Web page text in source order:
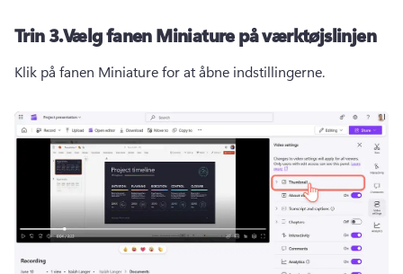
Trin 3.Vælg fanen Miniature på værktøjslinjen
Klik på fanen Miniature for at åbne indstillingerne.